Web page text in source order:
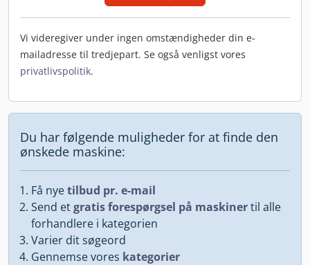
Vi videregiver under ingen omstændigheder din e-
mailadresse til tredjepart. Se også venligst vores
privatlivspolitik.
Du har følgende muligheder for at finde den
ønskede maskine:
Få nyetilbud pr. e-mail
Send etgratis forespørgsel på maskinertil alle
forhandlere i kategorien
Varier dit søgeord
Gennemse vores kategorier